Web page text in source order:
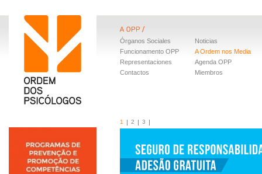
Órganos Sociales
Funcionamento OPP
Representaciones
Contactos
Noticias
A Ordem nos Media
Agenda OPP
Miembros
1 2 3